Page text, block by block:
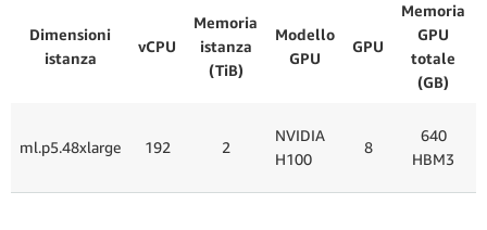
Dimensioni
istanza
vCPU
Memoria
istanza
(TiB)
Modello
GPU
GPU
Memoria
GPU
totale
(GB)
ml.p5.48xlarge 192 2
NVIDIA
H100
8
640
HBM3